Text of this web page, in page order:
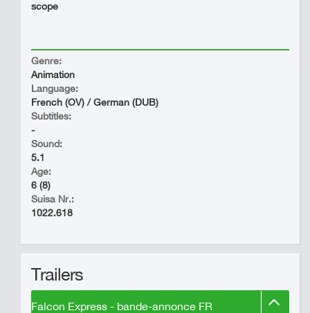
scope
Genre:
Animation
Language:
French (OV) / German (DUB)
Subtitles:
-
Sound:
5.1
Age:
6 (8)
Suisa Nr.:
1022.618
Trailers
Falcon Express - bande-annonce FR